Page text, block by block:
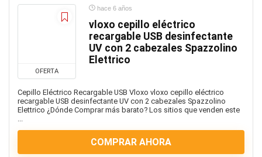
OFERTA
hace 6 años
vloxo cepillo eléctrico
recargable USB desinfectante
UV con 2 cabezales Spazzolino
Elettrico
Cepillo Eléctrico Recargable USB Vloxo vloxo cepillo eléctrico
recargable USB desinfectante UV con 2 cabezales Spazzolino
Elettrico ¿Dónde Comprar más barato? Los sitios que venden este
...
COMPRAR AHORA